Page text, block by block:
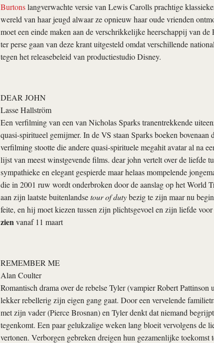
Burtonslangverwachte versie van Lewis Carolls prachtige
wereld van haar jeugd alwaar ze opnieuw haar oude vrienden
moet een einde maken aan de verschrikkelijke heerschappij van
ter perse gaan van deze krant uitgesteld omdat verschillende
tegen het releasebeleid van productiestudio Disney.
DEAR JOHN
Lasse Hallström
Een verfilming van een van Nicholas Sparks tranentrekkende
quasi-spiritueel gemijmer. In de VS staan Sparks boeken bovenaan
verfilming stootte die andere quasi-spirituele megahitavataral na
lijst van meest winstgevende films. dear john vertelt over de liefde
sympathieke en elegant gespierde maar helaas mompelende
die in 2001 ruw wordt onderbroken door de aanslag op het World
aan zijn laatste buitenlandsetour of dutybezig te zijn maar nu
feite, en hij moet kiezen tussen zijn plichtsgevoel en zijn liefde
zien vanaf 11 maart
REMEMBER ME
Alan Coulter
Romantisch drama over de rebelse Tyler (vampier Robert Pattinson
lekker rebellerig zijn eigen gang gaat. Door een vervelende
met zijn vader (Pierce Brosnan) en Tyler denkt dat niemand
tegenkomt. Een paar gelukzalige weken lang bloeit vervolgens de
vertonen. Verborgen gebreken dreigen hun gezamenlijke toekomst